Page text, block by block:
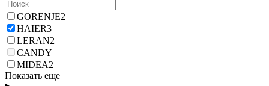
GORENJE2
HAIER3
LERAN2
CANDY
MIDEA2
Показать еще